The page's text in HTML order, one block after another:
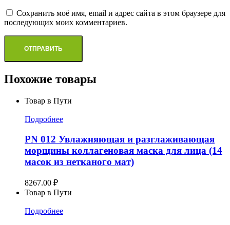
Сохранить моё имя, email и адрес сайта в этом браузере для
последующих моих комментариев.
Похожие товары
Товар в Пути
Подробнее
PN 012 Увлажняющая и разглаживающая
морщины коллагеновая маска для лица (14
масок из нетканого мат)
8267.00 ₽
Товар в Пути
Подробнее